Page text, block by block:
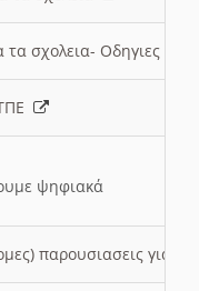
σχολεια- Οδηγιες
ψηφιακά
παρουσιασεις για